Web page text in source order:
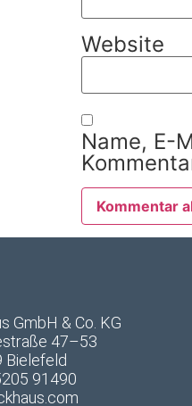
Website
Name, E-
GmbH & Co. KG
47–53
Bielefeld
91490